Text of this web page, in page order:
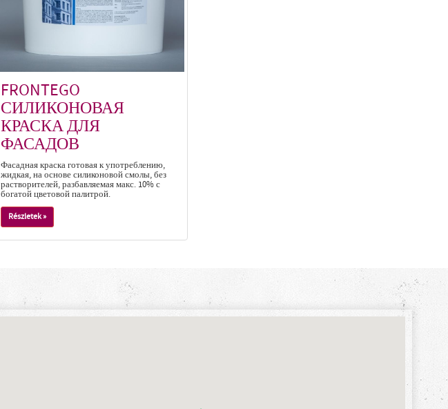
FRONTEGO
СИЛИКОНОВАЯ
КРАСКА ДЛЯ
ФАСАДОВ
Фасадная краска готовая к употреблению,
жидкая, на основе силиконовой смолы, без
растворителей, разбавляемая макс. 10% с
богатой цветовой палитрой.
Részletek »